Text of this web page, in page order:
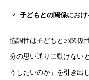
子どもとの関係におけ
協調性は子どもとの関係
分の思い通りに動けない
うしたいのか」を引き出